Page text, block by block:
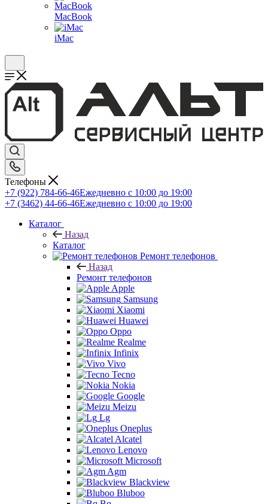
MacBook
iMac
Телефоны
+7 (922) 784-66-46Ежедневно с 10:00 до 19:00
+7 (3462) 44-66-46Ежедневно с 10:00 до 19:00
Каталог
Назад
Каталог
Ремонт телефонов
Назад
Ремонт телефонов
Apple
Samsung
Xiaomi
Huawei
Oppo
Realme
Infinix
Vivo
Tecno
Nokia
Google
Meizu
Lg
Oneplus
Alcatel
Lenovo
Microsoft
Agm
Blackview
Bluboo